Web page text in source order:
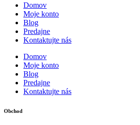
Domov
Moje konto
Blog
Predajne
Kontaktujte nás
Domov
Moje konto
Blog
Predajne
Kontaktujte nás
Obchod